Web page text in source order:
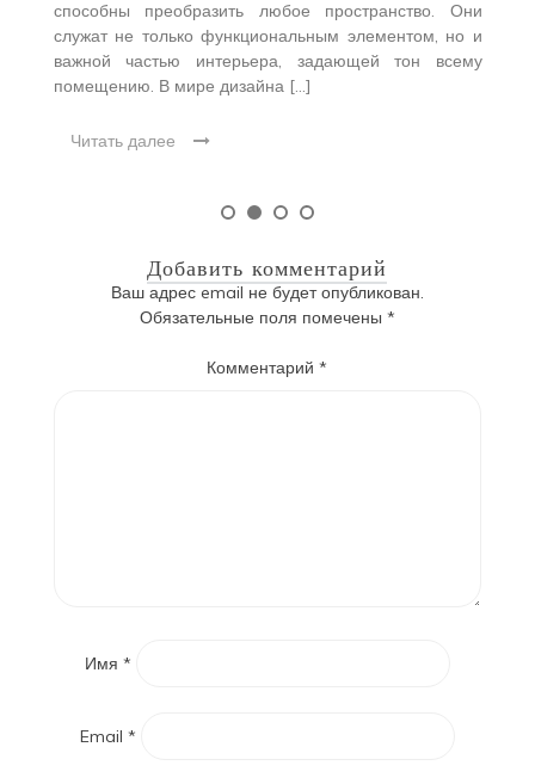
способны преобразить любое пространство. Они
служат не только функциональным элементом, но и
важной частью интерьера, задающей тон всему
помещению. В мире дизайна […]
Читать далее
Добавить комментарий
Ваш адрес email не будет опубликован.
Обязательные поля помечены *
Комментарий*
Имя *
Email *